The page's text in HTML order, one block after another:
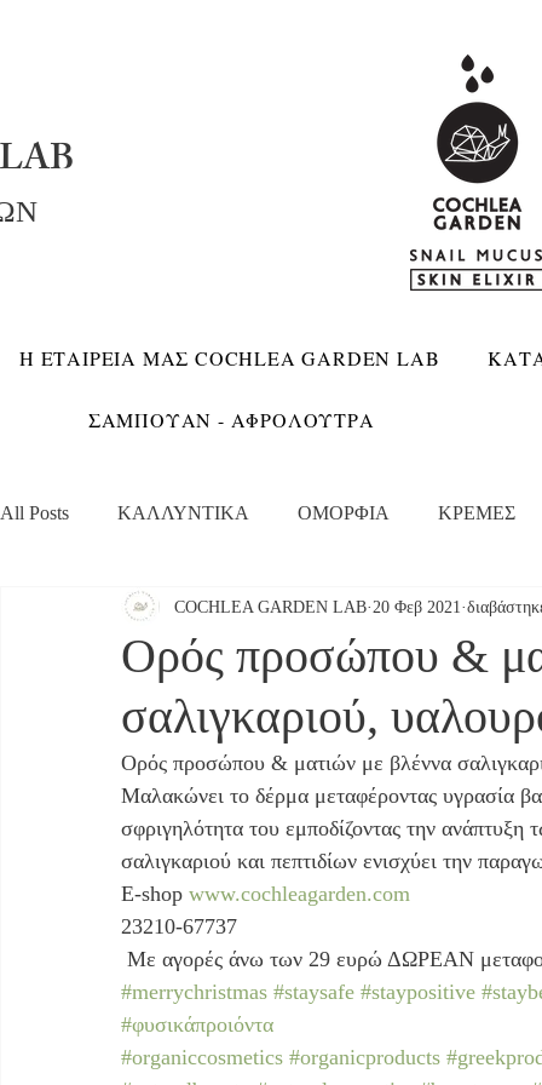
Η ΕΤΑΙΡΕΙΑ ΜΑΣ COCHLEA GARDEN LAB
ΣΑΜΠΟΥΑΝ - ΑΦΡΟΛΟΥΤΡΑ
All Posts ΚΑΛΛΥΝΤΙΚΑ ΟΜΟΡΦΙΑ ΚΡΕΜΕΣ
ΕΡΓΑΣΤΗΡΙΟ ΚΑΛΛΥΝΤΙΚΩΝ ΣΕΡΡΕΣ
Ορός προσώπου &
σαλιγκαριού,
COCHLEA GARDEN LAB 20 Φεβ 2021
Ορός προσώπου & ματιών με βλέννα
Μαλακώνει το δέρμα μεταφέροντας υγρασία
σφριγηλότητα του εμποδίζοντας την
σαλιγκαριού και πεπτιδίων ενισχύει την
E-shop www.cochleagarden.com
23210-67737
Με αγορές άνω των 29 ευρώ ΔΩΡΕΑΝ
#merrychristmas #staysafe #staypositive
#φυσικάπροιόντα
#organiccosmetics #organicproducts